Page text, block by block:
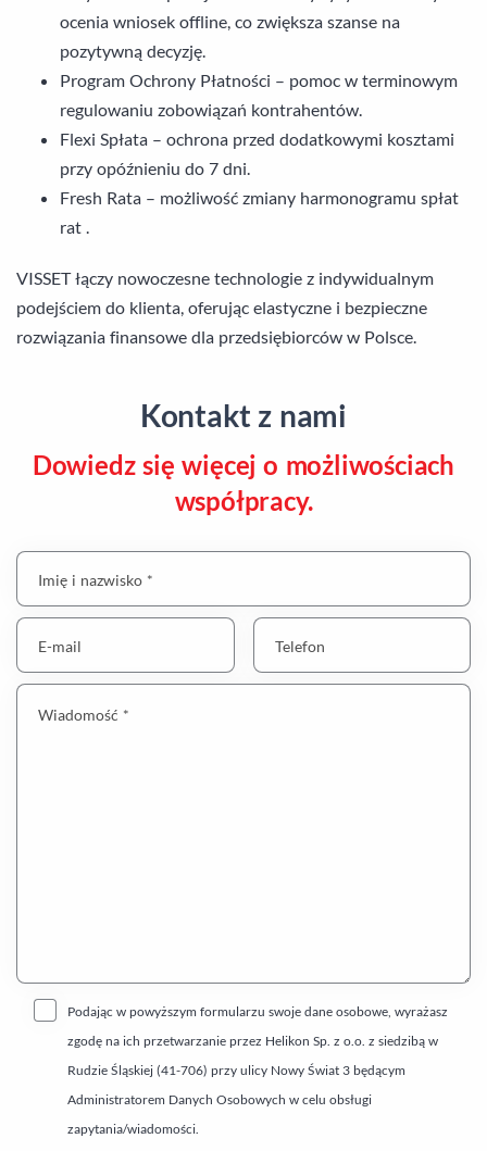
ocenia wniosek offline, co zwiększa szanse na
pozytywną decyzję.
Program Ochrony Płatności – pomoc w terminowym
regulowaniu zobowiązań kontrahentów.
Flexi Spłata – ochrona przed dodatkowymi kosztami
przy opóźnieniu do 7 dni.
Fresh Rata – możliwość zmiany harmonogramu spłat
rat .
VISSET łączy nowoczesne technologie z indywidualnym
podejściem do klienta, oferując elastyczne i bezpieczne
rozwiązania finansowe dla przedsiębiorców w Polsce.
Kontakt z nami
Dowiedz się więcej o możliwościach
współpracy.
Imię i nazwisko *
E-mail Telefon
Wiadomość *
Podając w powyższym formularzu swoje dane osobowe, wyrażasz
zgodę na ich przetwarzanie przez Helikon Sp. z o.o. z siedzibą w
Rudzie Śląskiej (41-706) przy ulicy Nowy Świat 3 będącym
Administratorem Danych Osobowych w celu obsługi
zapytania/wiadomości.